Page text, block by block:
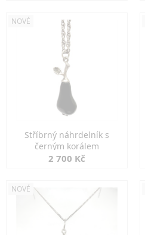
NOVÉ
Stříbrný náhrdelník s
černým korálem
2 700 Kč
NOVÉ